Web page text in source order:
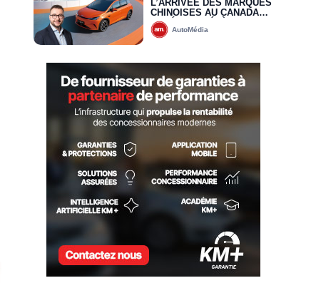
L’ARRIVÉE DES MARQUES
CHINOISES AU CANADA
REDÉFINIT DÉJÀ LES
RÈGLES DU JEU : VERS
AutoMédia